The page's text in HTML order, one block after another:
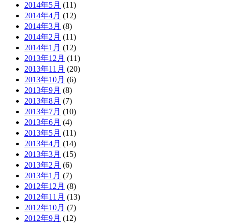
2014年5月 (11)
2014年4月 (12)
2014年3月 (8)
2014年2月 (11)
2014年1月 (12)
2013年12月 (11)
2013年11月 (20)
2013年10月 (6)
2013年9月 (8)
2013年8月 (7)
2013年7月 (10)
2013年6月 (4)
2013年5月 (11)
2013年4月 (14)
2013年3月 (15)
2013年2月 (6)
2013年1月 (7)
2012年12月 (8)
2012年11月 (13)
2012年10月 (7)
2012年9月 (12)